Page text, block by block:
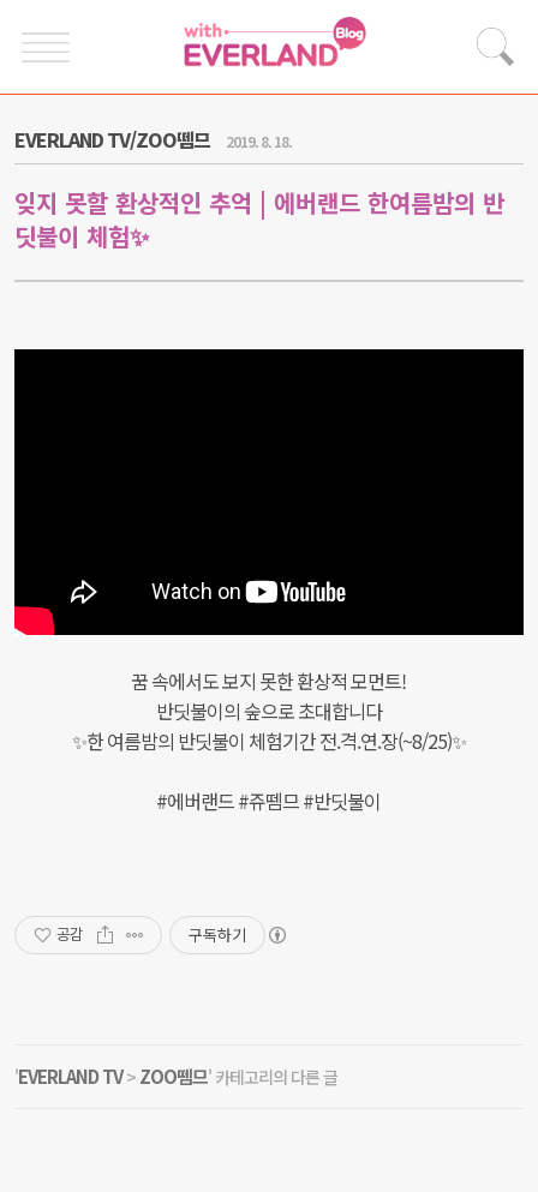
EVERLAND TV/ZOO뗌므 2019. 8. 18.
잊지 못할 환상적인 추억 | 에버랜드 한여름밤의 반
딧불이 체험✨
꿈 속에서도 보지 못한 환상적 모먼트!
반딧불이의 숲으로 초대합니다
✨한 여름밤의 반딧불이 체험기간 전.격.연.장(~8/25)✨
#에버랜드 #쥬뗌므 #반딧불이
공감 구독하기
'EVERLAND TV> ZOO뗌므' 카테고리의 다른 글